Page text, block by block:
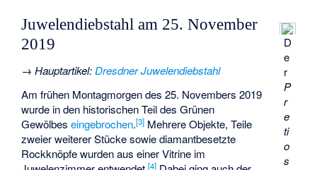
D
e
r
P
r
e
ti
o
s
Juwelendiebstahl am 25. November
2019
→Hauptartikel:Dresdner Juwelendiebstahl
Am frühen Montagmorgen des 25. Novembers 2019
wurde in den historischen Teil des Grünen
Gewölbeseingebrochen.[3] Mehrere Objekte, Teile
zweier weiterer Stücke sowie diamantbesetzte
Rockknöpfe wurden aus einer Vitrine im
[4]